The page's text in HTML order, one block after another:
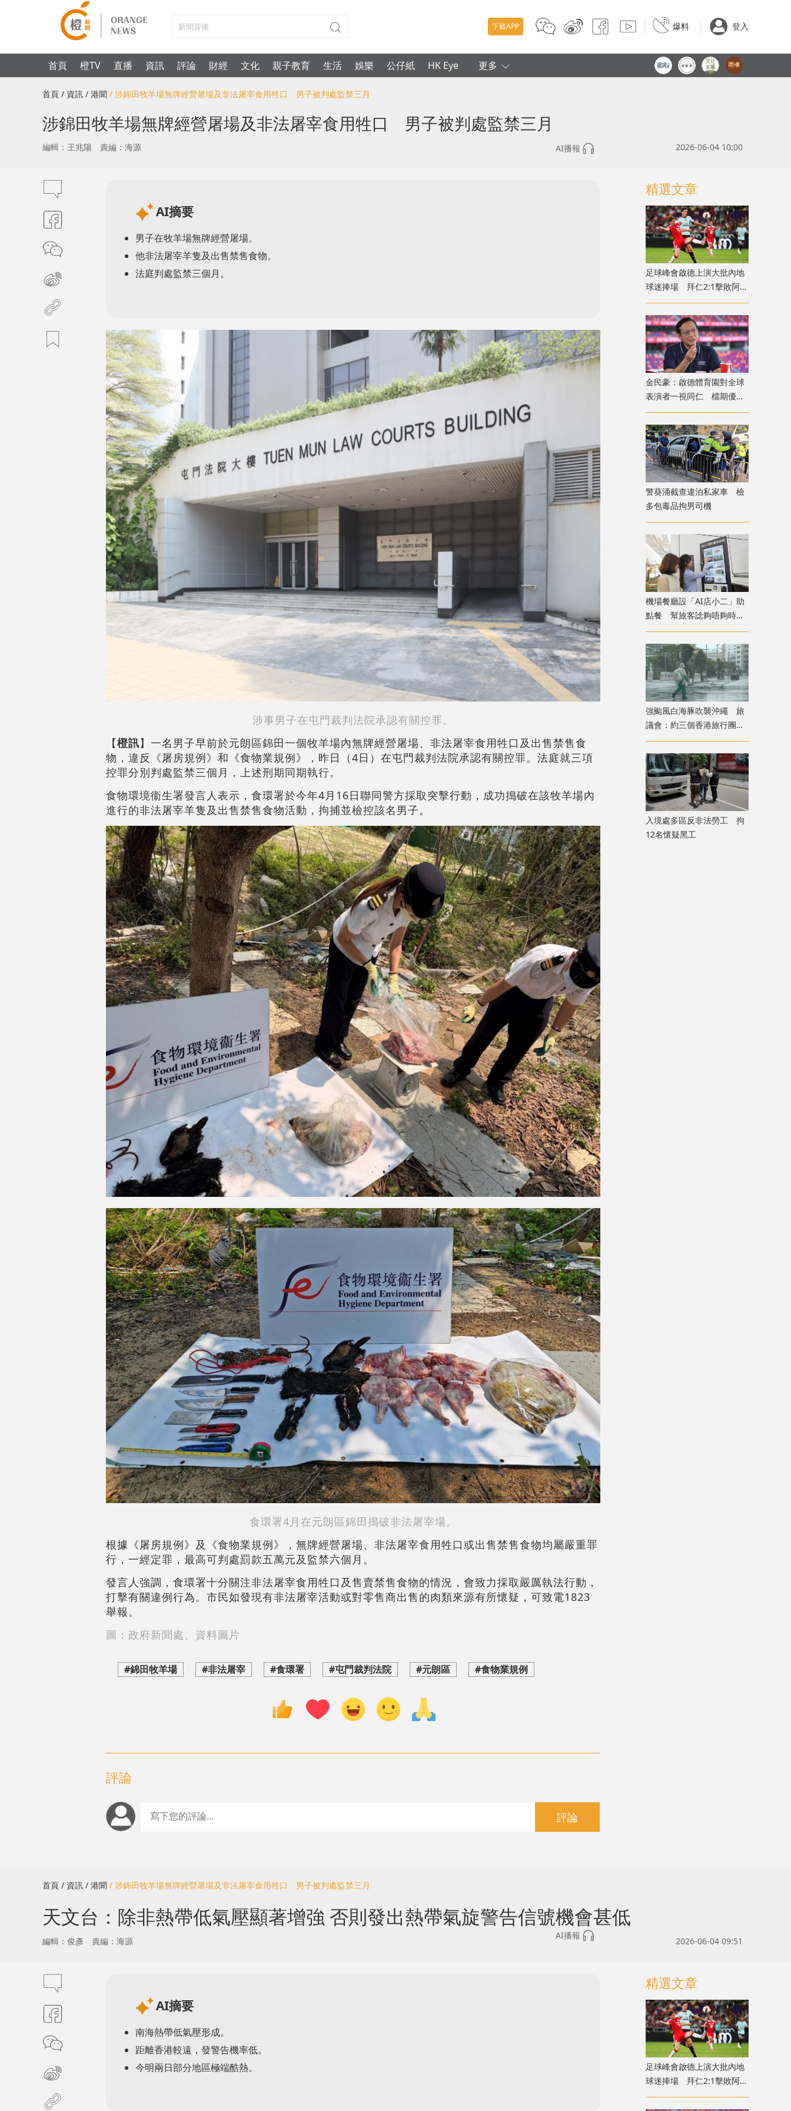
下載APP 爆料 登入
首頁 橙TV 直播 資訊 評論 財經 文化 親子教育 生活 娛樂 公仔紙 HK Eye 更多
首頁 / 資訊 / 港聞 / 涉錦田牧羊場無牌經營屠場及非法屠宰食用牲口 男子被判處監禁三月
涉錦田牧羊場無牌經營屠場及非法屠宰食用牲口 男子被判處監禁三月
AI播報
編輯：王兆陽 責編：海源 2026-06-04 10:00
AI摘要
男子在牧羊場無牌經營屠場。
他非法屠宰羊隻及出售禁售食物。
法庭判處監禁三個月。
涉事男子在屯門裁判法院承認有關控罪。
【橙訊】一名男子早前於元朗區錦田一個牧羊場內無牌經營屠場、非法屠宰食用牲口及出售禁售食
物，違反《屠房規例》和《食物業規例》，昨日（4日）在屯門裁判法院承認有關控罪。法庭就三項
控罪分別判處監禁三個月，上述刑期同期執行。
食物環境衞生署發言人表示，食環署於今年4月16日聯同警方採取突擊行動，成功搗破在該牧羊場內
進行的非法屠宰羊隻及出售禁售食物活動，拘捕並檢控該名男子。
食環署4月在元朗區錦田搗破非法屠宰場。
根據《屠房規例》及《食物業規例》，無牌經營屠場、非法屠宰食用牲口或出售禁售食物均屬嚴重罪
行，一經定罪，最高可判處罰款五萬元及監禁六個月。
發言人強調，食環署十分關注非法屠宰食用牲口及售賣禁售食物的情況，會致力採取嚴厲執法行動，
打擊有關違例行為。市民如發現有非法屠宰活動或對零售商出售的肉類來源有所懷疑，可致電1823
舉報。
圖：政府新聞處、資料圖片
#錦田牧羊場 #非法屠宰 #食環署 #屯門裁判法院 #元朗區 #食物業規例
評論
評論
精選文章
足球峰會啟德上演大批內地
球迷捧場 拜仁2:1擊敗阿士
東維拉
金民豪：啟德體育園對全球
表演者一視同仁 檔期優先
給體育活動
警葵涌截查違泊私家車 檢
多包毒品拘男司機
機場餐廳設「AI店小二」助
點餐 幫旅客諗夠唔夠時間
食完先上機
強颱風白海豚吹襲沖繩 旅
議會：約三個香港旅行團在
當地全部安全
入境處多區反非法勞工 拘
12名懷疑黑工
首頁 / 資訊 / 港聞 / 涉錦田牧羊場無牌經營屠場及非法屠宰食用牲口 男子被判處監禁三月
天文台：除非熱帶低氣壓顯著增強 否則發出熱帶氣旋警告信號機會甚低
AI播報
編輯：俊彥 責編：海源 2026-06-04 09:51
AI摘要
南海熱帶低氣壓形成。
距離香港較遠，發警告機率低。
今明兩日部分地區極端酷熱。
精選文章
足球峰會啟德上演大批內地
球迷捧場 拜仁2:1擊敗阿士
東維拉